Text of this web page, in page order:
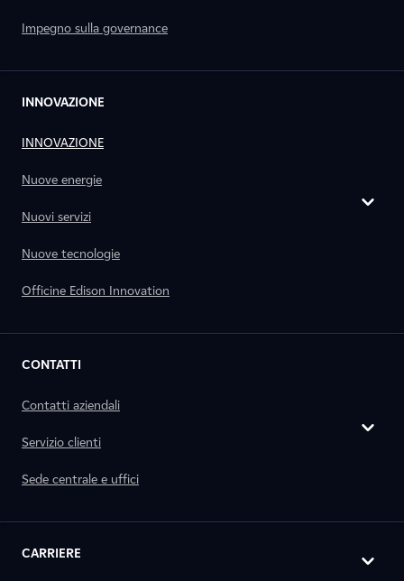
Impegno sulla governance
INNOVAZIONE
INNOVAZIONE
Nuove energie
Nuovi servizi
Nuove tecnologie
Officine Edison Innovation
CONTATTI
Contatti aziendali
Servizio clienti
Sede centrale e uffici
CARRIERE